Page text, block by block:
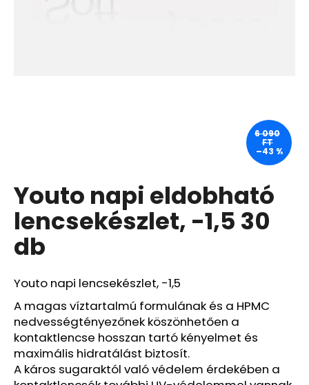
Youto napi eldobható
lencsekészlet, -1,5 30
db
Youto napi lencsekészlet, -1,5
A magas víztartalmú formulának és a HPMC
nedvességtényezőnek köszönhetően a
kontaktlencse hosszan tartó kényelmet és
maximális hidratálást biztosít.
A káros sugaraktól való védelem érdekében a
6 090
FT
–43 %
MASIL
3
SALON
HAIR
CMC
INTENZÍV
TÁPLÁLÓ
SÉRÜLT
ÉS
TÖRÉKENY
HAJRA
50
ML
800
Ft
Korábbi: